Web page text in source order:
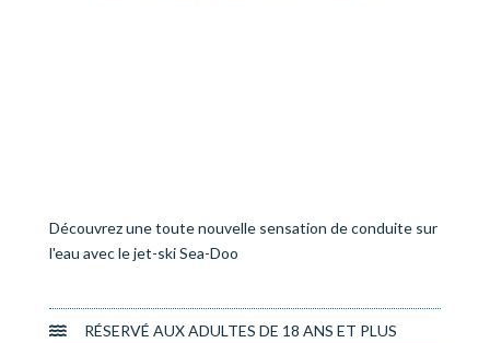
Découvrez une toute nouvelle sensation de conduite sur
l'eau avec le jet-ski Sea-Doo
RÉSERVÉ AUX ADULTES DE 18 ANS ET PLUS